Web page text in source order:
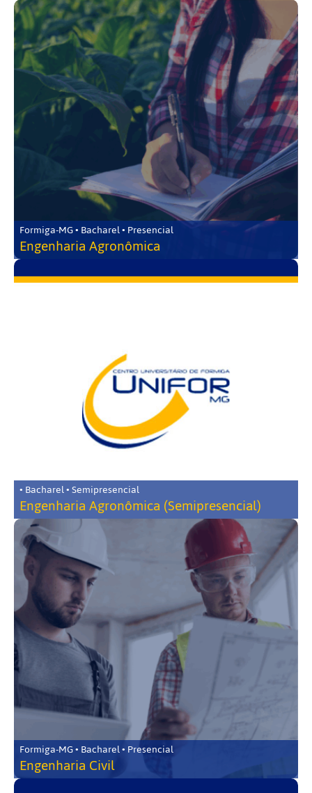
Formiga-MG • Bacharel • Presencial
Engenharia Agronômica
• Bacharel • Semipresencial
Engenharia Agronômica (Semipresencial)
Formiga-MG • Bacharel • Presencial
Engenharia Civil